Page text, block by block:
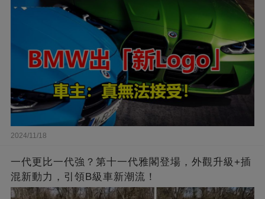
2024/11/18
一代更比一代強？第十一代雅閣登場，外觀升級+插
混新動力，引領B級車新潮流！